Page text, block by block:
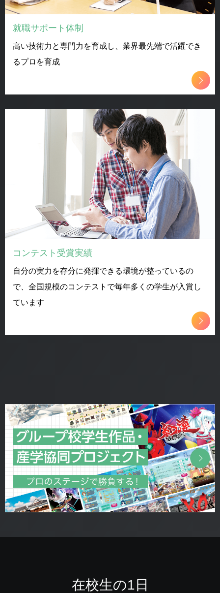
就職サポート体制
高い技術力と専門力を育成し、業界最先端で活躍でき
るプロを育成
コンテスト受賞実績
自分の実力を存分に発揮できる環境が整っているの
で、全国規模のコンテストで毎年多くの学生が入賞し
ています
在校生の1日